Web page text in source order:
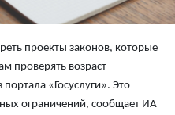
проекты законов, которые
проверять возраст
«Госуслуги». Это
ограничений, сообщает ИА